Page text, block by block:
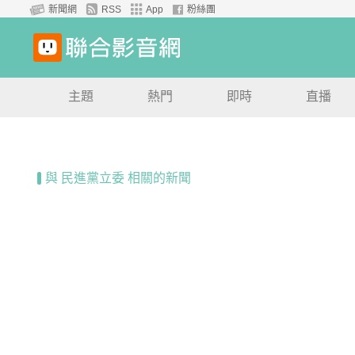
新聞網 RSS App 粉絲團
主題 熱門 即時 直播
與 民進黨立委 相關的新聞